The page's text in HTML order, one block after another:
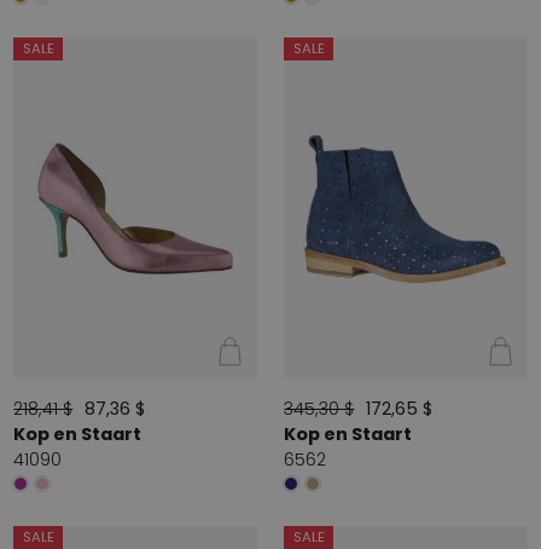
SALE
218,41 $ 87,36 $
Kop en Staart
41090
SALE
345,30 $ 172,65 $
Kop en Staart
6562
SALE SALE